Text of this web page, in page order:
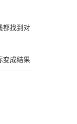
找到对
变成结果